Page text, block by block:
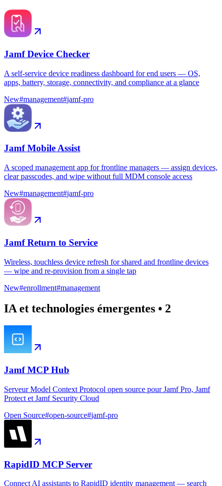
Jamf Device Checker
A self-service device readiness dashboard for end users — OS,
apps, battery, storage, connectivity, and compliance at a glance
New#management#jamf-pro
Jamf Mobile Assist
A scoped management app for frontline managers — assign devices,
clear passcodes, and wipe without full MDM console access
New#management#jamf-pro
Jamf Return to Service
Wireless, touchless device refresh for shared and frontline devices
— wipe and re-provision from a single tap
New#enrollment#management
IA et technologies émergentes • 2
Jamf MCP Hub
Serveur Model Context Protocol open source pour Jamf Pro, Jamf
Protect et Jamf Security Cloud
Open Source#open-source#jamf-pro
RapidID MCP Server
Connect AI assistants to RapidID identity management — search